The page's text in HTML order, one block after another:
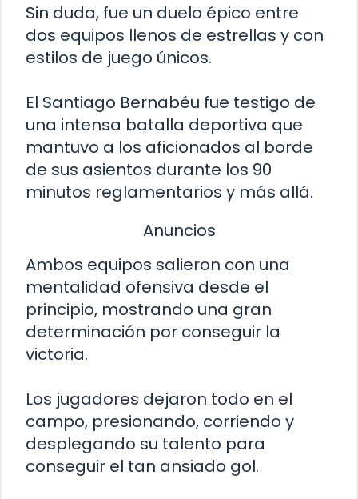
Sin duda, fue un duelo épico entre
dos equipos llenos de estrellas y con
estilos de juego únicos.
El Santiago Bernabéu fue testigo de
una intensa batalla deportiva que
mantuvo a los aficionados al borde
de sus asientos durante los 90
minutos reglamentarios y más allá.
Anuncios
Ambos equipos salieron con una
mentalidad ofensiva desde el
principio, mostrando una gran
determinación por conseguir la
victoria.
Los jugadores dejaron todo en el
campo, presionando, corriendo y
desplegando su talento para
conseguir el tan ansiado gol.